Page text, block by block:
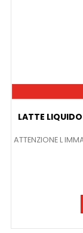
LATTE
ATTENZIONE L